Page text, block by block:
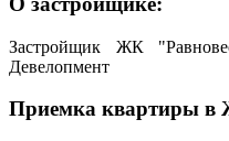
Застройщик ЖК
Девелопмент
Приемка квартиры в